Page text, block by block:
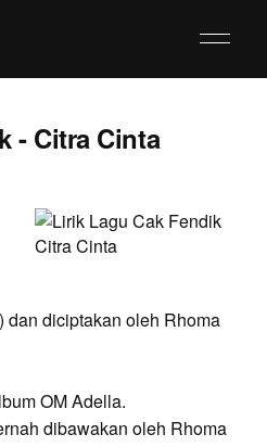
- Citra Cinta
dan diciptakan oleh Rhoma
OM Adella.
dibawakan oleh Rhoma